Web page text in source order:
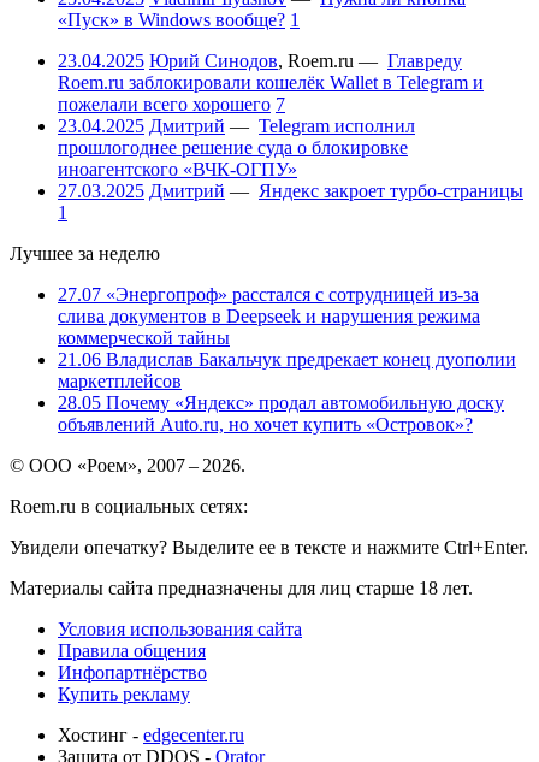
«Пуск» в Windows вообще? 1
23.04.2025 Юрий Синодов, Roem.ru — Главреду
Roem.ru заблокировали кошелёк Wallet в Telegram и
пожелали всего хорошего 7
23.04.2025 Дмитрий — Telegram исполнил
прошлогоднее решение суда о блокировке
иноагентского «ВЧК-ОГПУ»
27.03.2025 Дмитрий — Яндекс закроет турбо-страницы
1
Лучшее за неделю
27.07 «Энергопроф» расстался с сотрудницей из-за
слива документов в Deepseek и нарушения режима
коммерческой тайны
21.06 Владислав Бакальчук предрекает конец дуополии
маркетплейсов
28.05 Почему «Яндекс» продал автомобильную доску
объявлений Auto.ru, но хочет купить «Островок»?
© ООО «Роем», 2007 – 2026.
Roem.ru в социальных сетях:
Увидели опечатку? Выделите ее в тексте и нажмите Ctrl+Enter.
Материалы сайта предназначены для лиц старше 18 лет.
Условия использования сайта
Правила общения
Инфопартнёрство
Купить рекламу
Хостинг - edgecenter.ru
Защита от DDOS - Qrator